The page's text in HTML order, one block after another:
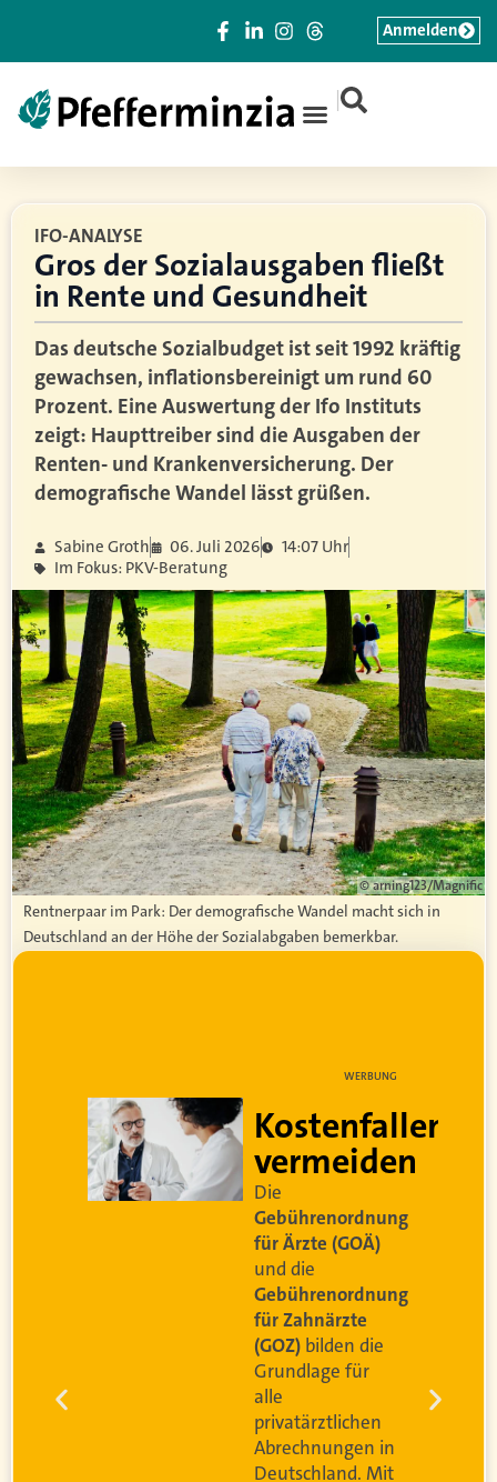
|
Anmelden
IFO-ANALYSE
Gros der Sozialausgaben fließt
in Rente und Gesundheit
Das deutsche Sozialbudget ist seit 1992 kräftig
gewachsen, inflationsbereinigt um rund 60
Prozent. Eine Auswertung der Ifo Instituts
zeigt: Haupttreiber sind die Ausgaben der
Renten- und Krankenversicherung. Der
demografische Wandel lässt grüßen.
Sabine Groth 06. Juli 2026
14:07 Uhr
Im Fokus: PKV-Beratung
© arning123/Magnific
Rentnerpaar im Park: Der demografische Wandel macht sich in
Deutschland an der Höhe der Sozialabgaben bemerkbar.
WERBUNG
Kostenfallen
vermeiden
Die
Gebührenordnung
für Ärzte (GOÄ)
und die
Gebührenordnung
für Zahnärzte
(GOZ)bilden die
Grundlage für
alle
privatärztlichen
Abrechnungen in
Deutschland. Mit